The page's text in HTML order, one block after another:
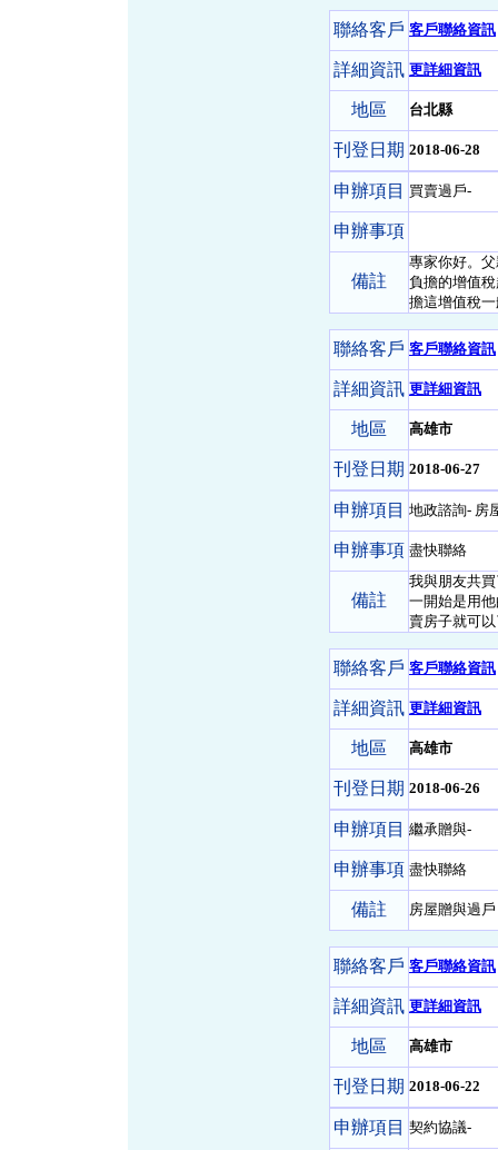
聯絡客戶 客戶聯絡資訊
詳細資訊 更詳細資訊
地區 台北縣
刊登日期 2018-06-28
申辦項目 買賣過戶-
申辦事項
備註
專家你好。
負擔的增值
擔這增值稅
聯絡客戶 客戶聯絡資訊
詳細資訊 更詳細資訊
地區 高雄市
刊登日期 2018-06-27
申辦項目 地政諮詢- 房
申辦事項 盡快聯絡
備註
我與朋友共
一開始是用
賣房子就可
聯絡客戶 客戶聯絡資訊
詳細資訊 更詳細資訊
地區 高雄市
刊登日期 2018-06-26
申辦項目 繼承贈與-
申辦事項 盡快聯絡
備註 房屋贈與過戶
聯絡客戶 客戶聯絡資訊
詳細資訊 更詳細資訊
地區 高雄市
刊登日期 2018-06-22
申辦項目 契約協議-